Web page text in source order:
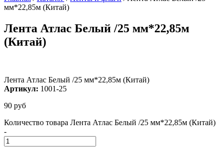
мм*22,85м (Китай)
Лента Атлас Белый /25 мм*22,85м
(Китай)
Лента Атлас Белый /25 мм*22,85м (Китай)
Артикул: 1001-25
90 руб
Количество товара Лента Атлас Белый /25 мм*22,85м (Китай)
-